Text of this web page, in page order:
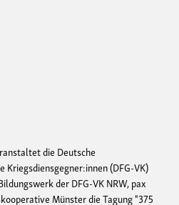
die Deutsche
(DFG-VK)
der DFG-VK NRW, pax
Münster die Tagung "375